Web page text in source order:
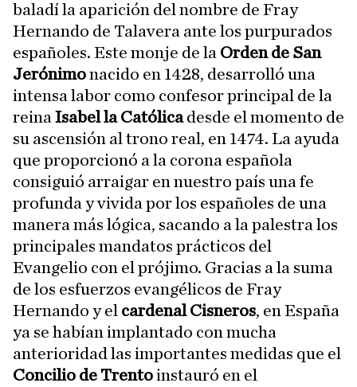
baladí la aparición del nombre de Fray
Hernando de Talavera ante los purpurados
españoles. Este monje de la Orden de San
Jerónimonacido en 1428, desarrolló una
intensa labor como confesor principal de la
reina Isabel la Católicadesde el momento de
su ascensión al trono real, en 1474. La ayuda
que proporcionó a la corona española
consiguió arraigar en nuestro país una fe
profunda y vivida por los españoles de una
manera más lógica, sacando a la palestra los
principales mandatos prácticos del
Evangelio con el prójimo. Gracias a la suma
de los esfuerzos evangélicos de Fray
Hernando y el cardenal Cisneros, en España
ya se habían implantado con mucha
anterioridad las importantes medidas que el
Concilio de Trentoinstauró en el